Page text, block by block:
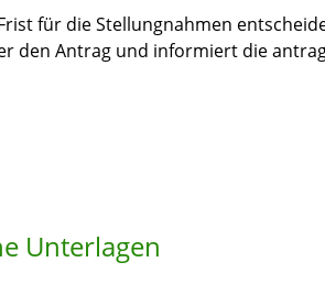
für die Stellungnahmen
den Antrag und informiert die
Unterlagen